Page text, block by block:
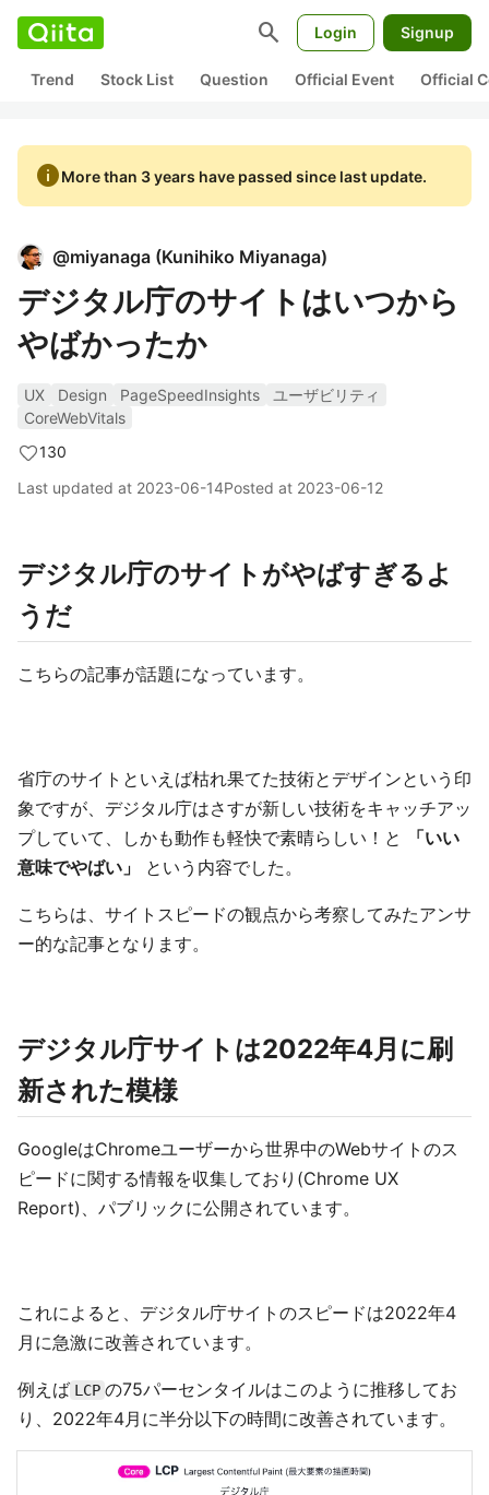
search Login Signup
Trend Stock List Question Official Event Official
infoMore than 3 years have passed since last update.
@miyanaga (Kunihiko Miyanaga)
デジタル庁のサイトはいつから
やばかったか
UX Design PageSpeedInsights
ユーザビリティ
CoreWebVitals
130
Last updated at 2023-06-14Posted at 2023-06-12
デジタル庁のサイトがやばすぎるよ
うだ
こちらの記事が話題になっています。
省庁のサイトといえば枯れ果てた技術とデザインという印
象ですが、デジタル庁はさすが新しい技術をキャッチアッ
プしていて、しかも動作も軽快で素晴らしい！と
「いい
意味でやばい」
という内容でした。
こちらは、サイトスピードの観点から考察してみたアンサ
ー的な記事となります。
デジタル庁サイトは2022年4月に刷
新された模様
GoogleはChromeユーザーから世界中のWebサイトのス
ピードに関する情報を収集しており(Chrome UX
Report)、パブリックに公開されています。
これによると、デジタル庁サイトのスピードは2022年4
月に急激に改善されています。
例えば LCP の75パーセンタイルはこのように推移してお
り、2022年4月に半分以下の時間に改善されています。